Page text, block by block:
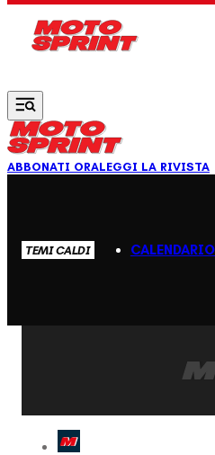
ABBONATI ORALEGGI LA RIVISTA
TEMI CALDI